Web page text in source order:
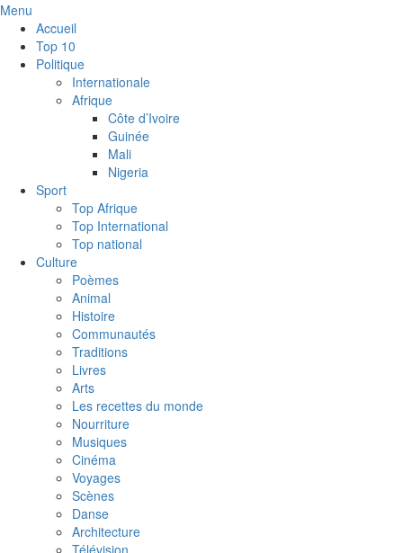
Menu
Accueil
Top 10
Politique
Internationale
Afrique
Côte d’Ivoire
Guinée
Mali
Nigeria
Sport
Top Afrique
Top International
Top national
Culture
Poèmes
Animal
Histoire
Communautés
Traditions
Livres
Arts
Les recettes du monde
Nourriture
Musiques
Cinéma
Voyages
Scènes
Danse
Architecture